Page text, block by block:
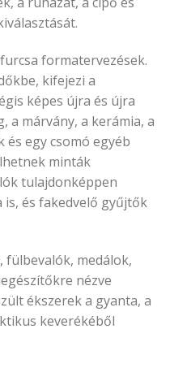
formatervezések.
kifejezi a
képes újra és újra
a márvány, a kerámia, a
egy csomó egyéb
minták
tulajdonképpen
is, és fakedvelő gyűjtők
medálok,
nézve
ékszerek a gyanta, a
keverékéből